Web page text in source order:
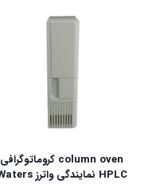
column oven کروماتوگرافی
HPLC نمایندگی واترز Waters